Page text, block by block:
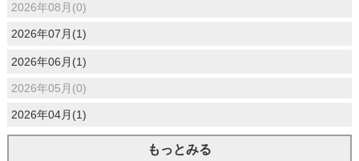
2026年08月(0)
2026年07月(1)
2026年06月(1)
2026年05月(0)
2026年04月(1)
もっとみる